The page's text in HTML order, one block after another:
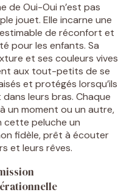
de Oui-Oui n’est pas
jouet. Elle incarne une
de réconfort et
pour les enfants. Sa
et ses couleurs vives
aux tout-petits de se
et protégés lorsqu’ils
leurs bras. Chaque
un moment ou un autre,
cette peluche un
fidèle, prêt à écouter
et leurs rêves.